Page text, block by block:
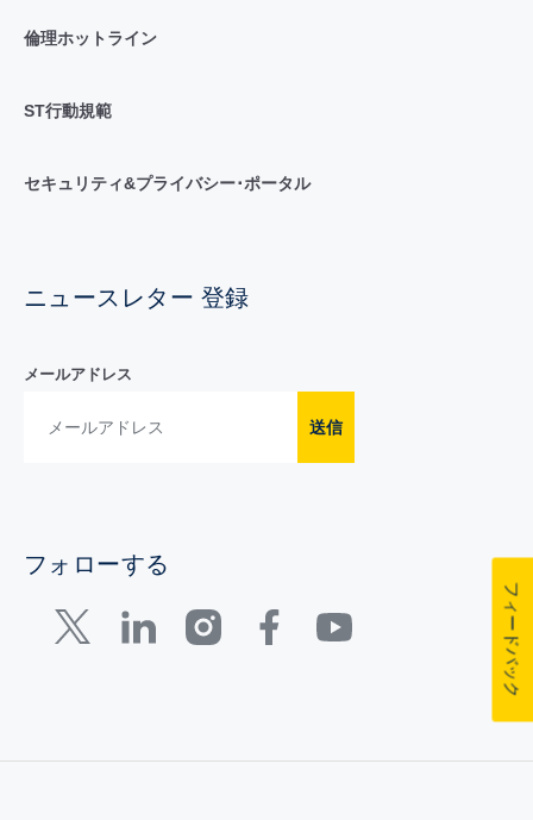
倫理ホットライン
ST行動規範
セキュリティ&プライバシー･ポータル
ニュースレター 登録
メールアドレス
送信
フォローする
フィードバック